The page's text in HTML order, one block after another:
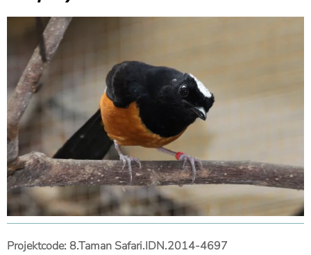
Projektcode: 8.Taman Safari.IDN.2014-4697